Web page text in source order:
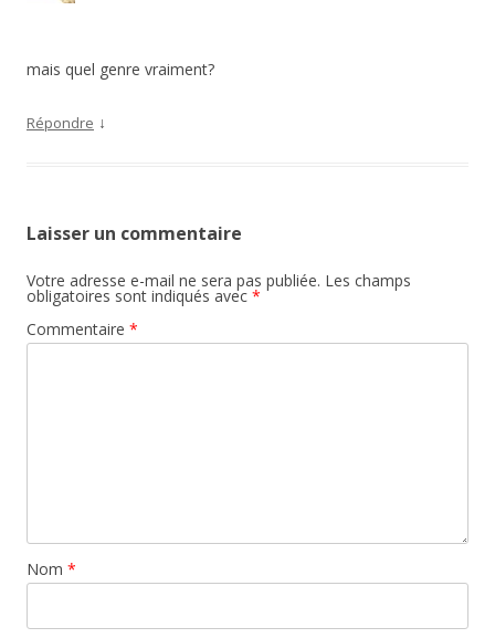
mais quel genre vraiment?
Répondre ↓
Laisser un commentaire
Votre adresse e-mail ne sera pas publiée. Les champs
obligatoires sont indiqués avec *
Commentaire *
Nom *